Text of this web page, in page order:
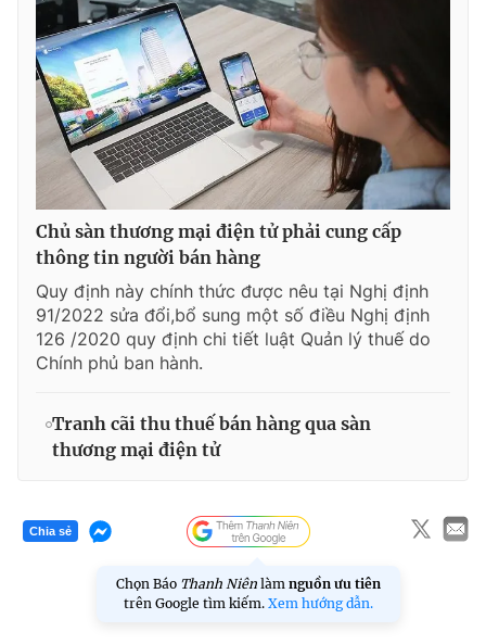
Chủ sàn thương mại điện tử phải cung cấp
thông tin người bán hàng
Quy định này chính thức được nêu tại Nghị định
91/2022 sửa đổi,bổ sung một số điều Nghị định
126 /2020 quy định chi tiết luật Quản lý thuế do
Chính phủ ban hành.
Tranh cãi thu thuế bán hàng qua sàn
thương mại điện tử
Chia sẻ
Chọn Báo Thanh Niên làm nguồn ưu tiên
trên Google tìm kiếm. Xem hướng dẫn.